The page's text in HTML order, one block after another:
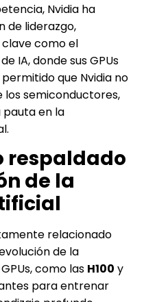
Nvidia ha
de liderazgo,
como el
IA, donde sus GPUs
que Nvidia no
los semiconductores,
pauta en la
respaldado
de la
relacionado
de la
GPUs, como las H100 y
para entrenar